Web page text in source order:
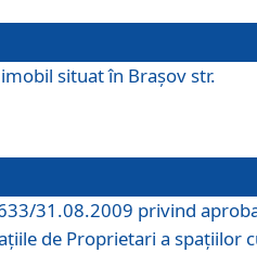
situat în Brașov str.
31.08.2009 privind
de Proprietari a spațiilor